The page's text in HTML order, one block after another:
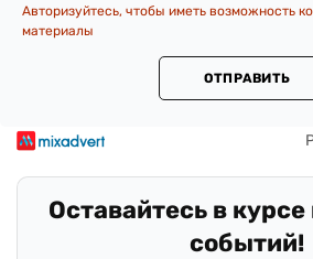
Авторизуйтесь, чтобы иметь возможность
материалы
ОТПРАВИТЬ
Оставайтесь в
событий!